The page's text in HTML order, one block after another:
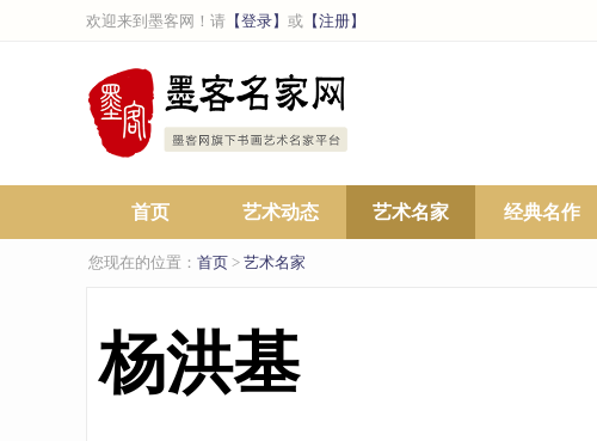
欢迎来到墨客网！请 【登录】 或 【注册】
首页 艺术动态 艺术名家 经典名作
您现在的位置： 首页 > 艺术名家
杨洪基